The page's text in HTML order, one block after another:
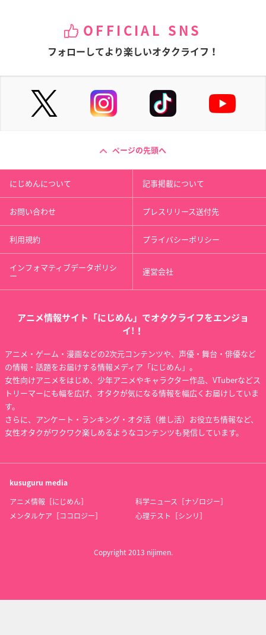
OFFICIAL SNS
フォローしてより楽しいオタクライフ！
ページの先頭へ
にじめんについて 記事掲載について
お問い合わせ プレスリリース送付先
利用規約 プライバシーポリシー
インフォマティブデータポリシ
ー 運営会社
アニメ情報サイト「にじめん」でオタクライフをエンジョ
イ!！
アニメ・ゲーム・漫画などの2次元コンテンツや、声優・舞台・俳優など
の情報・話題をお届けする情報メディア「にじめん」。
女性向けアニメをはじめ、少年アニメやキャラクター作品、VTuberなどス
トリーマーにも幅を広げ、オタクが気になる情報を幅広くお届けしていま
す。
さらに、アンケート・ランキング・オタ活（推し活）お役立ち情報など、
女性オタクがワクワク楽しめるようなコンテンツも発信しています。
kusuguru media
アニメ情報［にじめん］
科学ニュース［ナゾロジー］
メンタルケア［ココロジー］
心理テスト［シンリ］
Copyright 2013 nijimen.